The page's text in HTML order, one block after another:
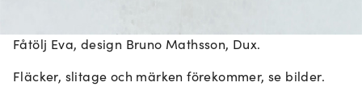
Fåtölj Eva, design Bruno Mathsson, Dux.
Fläcker, slitage och märken förekommer, se bilder.